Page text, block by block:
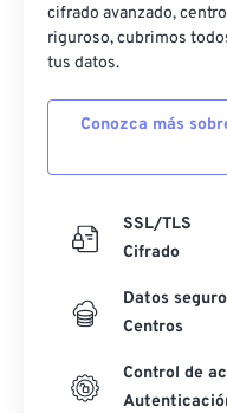
cifrado avanzado,
riguroso, cubrimos
tus datos.
Conozca más
SSL/TLS
Cifrado
Datos
Centros
Control de